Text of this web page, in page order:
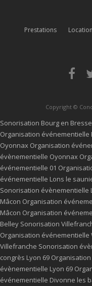
Prestations
Copyright ©
Sonorisation Bourg en Bresse
Organisation événementielle
Oyonnax Organisation
évènementielle Oyonnax
événementielle 01
événementielle Lons le
Sonorisation évènementielle
Mâcon Organisation
Mâcon Organisation
Belley Sonorisation
Organisation événementielle
Villefranche Sonorisation
congrès Lyon 69
évènementielle Lyon 69
événementielle Divonne les